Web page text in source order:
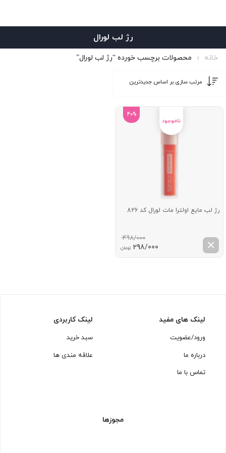
رژ لب لورال
خانه محصولات برچسب خورده “رژ لب لورال”
40%
رژ لب مایع اولترا مات لورال کد 826
498/000
قیمت
298/000 تومانقیمت
لینک های مفید
ورود/عضویت
درباره ما
تماس با ما
لینک کاربردی
سبد خرید
علاقه مندی ها
مجوزها